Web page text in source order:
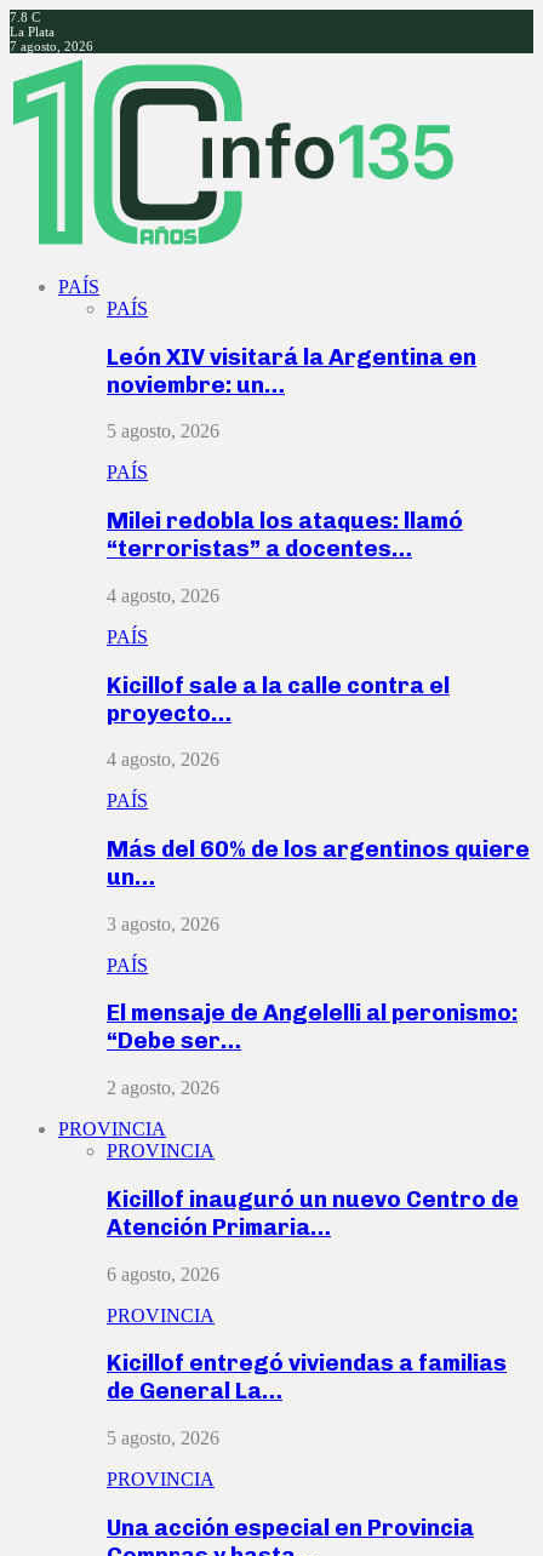
7.8 C
La Plata
7 agosto, 2026
Facebook
Twitter
Instagram
Youtube
PAÍS
PAÍS
León XIV visitará la Argentina en
noviembre: un…
5 agosto, 2026
PAÍS
Milei redobla los ataques: llamó
“terroristas” a docentes…
4 agosto, 2026
PAÍS
Kicillof sale a la calle contra el
proyecto…
4 agosto, 2026
PAÍS
Más del 60% de los argentinos quiere
un…
3 agosto, 2026
PAÍS
El mensaje de Angelelli al peronismo:
“Debe ser…
2 agosto, 2026
PROVINCIA
PROVINCIA
Kicillof inauguró un nuevo Centro de
Atención Primaria…
6 agosto, 2026
PROVINCIA
Kicillof entregó viviendas a familias
de General La…
5 agosto, 2026
PROVINCIA
Una acción especial en Provincia